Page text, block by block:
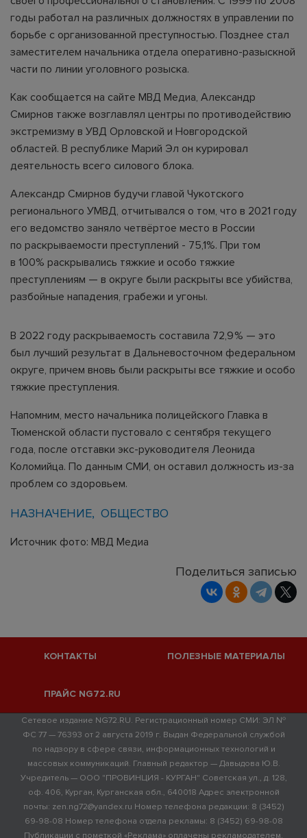
годы работал на различных должностях в управлении по
борьбе с организованной преступностью. Позднее стал
заместителем начальника отдела оперативно-разыскной
части по линии уголовного розыска.
Как сообщается на сайте МВД Медиа, Александр
Смирнов также возглавлял центры по противодействию
экстремизму в УВД Орловской и Новгородской
областей. В республике Марий Эл он курировал
деятельность всего силового блока.
Александр Смирнов будучи главой Чукотского
регионального УМВД, отчитывался о том, что в 2021 году
его ведомство заняло четвёртое место в России
по раскрываемости преступлений - 75,1%. При том
в 100% раскрывались тяжкие и особо тяжкие
преступлениям — в округе были раскрыты все убийства,
разбойные нападения, грабежи и угоны.
В 2022 году раскрываемость составила 72,9 % — это
был лучший результат в Дальневосточном федеральном
округе, причем вновь были раскрыты все тяжкие и особо
тяжкие преступления.
Напомним, место начальника полицейского Главка в
Тюменской области пустовало с сентября текущего
года, после отставки экс-руководителя Леонида
Коломийца. По данным СМИ, он оставил должность из-за
проблем со здоровьем.
НАЗНАЧЕНИЕ ОБЩЕСТВО
Источник фото: МВД Медиа
Поделиться записью
КОНТАКТЫ ПОЛЕЗНЫЕ МАТЕРИАЛЫ
ПРАЙС NG72.RU
Сетевое издание NG72.RU. Регистрационный номер СМИ: ЭЛ №
ФС 77 — 76393 от 2 августа 2019 г. Выдан Федеральной службой
по надзору в сфере связи, информационных технологий и
массовых коммуникаций. Главный редактор — Давыдова Ю.В.
Учредитель — ООО "ПРОВИНЦИЯ - КУРГАН" Советская ул., д. 128,
оф. 406, Курган, Курганская обл., 640018 Адрес электронной
почты: zen.ng72@yandex.ru Номер телефона редакции: 8 (3452)
69-98-08 Номер телефона отдела рекламы: 8 (3452) 69-98-08
Публикации с пометкой «Реклама» оплачены рекламодателем.